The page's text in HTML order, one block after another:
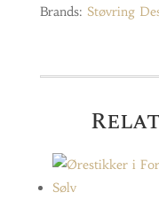
Brands: Støvring